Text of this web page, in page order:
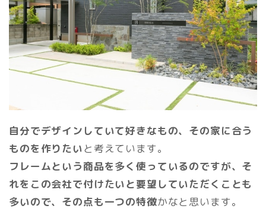
自分でデザインしていて好きなもの、その家に合う
ものを作りたいと考えています。
フレームという商品を多く使っているのですが、そ
れをこの会社で付けたいと要望していただくことも
多いので、その点も一つの特徴かなと思います。